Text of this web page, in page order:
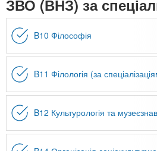
n
t
s
.
и
а
л
Онлайн
За
ЗВО (ВНЗ) за
B10 Філософія
B11 Філологія (за
B12 Культурологія та